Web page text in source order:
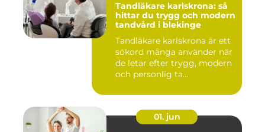
Tandläkare karlskrona: så
hittar du trygg och modern
tandvård i blekinge
Tandläkare karlskrona är ett
sökord många använder när
de letar efter trygg, modern
och personlig ta...
01. jun